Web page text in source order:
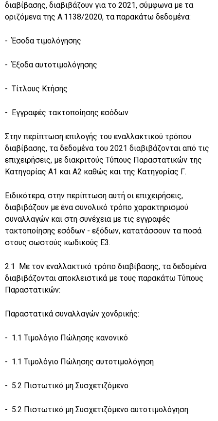
διαβίβασης, διαβιβάζουν για το 2021, σύμφωνα με τα
οριζόμενα της Α.1138/2020, τα παρακάτω δεδομένα:
- Έσοδα τιμολόγησης
- Έξοδα αυτοτιμολόγησης
- Τίτλους Κτήσης
- Εγγραφές τακτοποίησης εσόδων
Στην περίπτωση επιλογής του εναλλακτικού τρόπου
διαβίβασης, τα δεδομένα του 2021 διαβιβάζονται από τις
επιχειρήσεις, με διακριτούς Τύπους Παραστατικών της
Κατηγορίας Α1 και Α2 καθώς και της Κατηγορίας Γ.
Ειδικότερα, στην περίπτωση αυτή οι επιχειρήσεις,
διαβιβάζουν με ένα συνολικό τρόπο χαρακτηρισμού
συναλλαγών και στη συνέχεια με τις εγγραφές
τακτοποίησης εσόδων - εξόδων, κατατάσσουν τα ποσά
στους σωστούς κωδικούς Ε3.
2.1 Με τον εναλλακτικό τρόπο διαβίβασης, τα δεδομένα
διαβιβάζονται αποκλειστικά με τους παρακάτω Τύπους
Παραστατικών:
Παραστατικά συναλλαγών χονδρικής:
- 1.1 Τιμολόγιο Πώλησης κανονικό
- 1.1 Τιμολόγιο Πώλησης αυτοτιμολόγηση
- 5.2 Πιστωτικό μη Συσχετιζόμενο
- 5.2 Πιστωτικό μη Συσχετιζόμενο αυτοτιμολόγηση